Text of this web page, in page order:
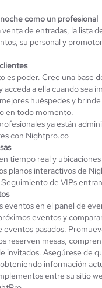
como un profesional
venta de entradas, la lista
su personal y
es poder. Cree una base
acceda a ella cuando sea
huéspedes y
en todo momento.
ya están
con Nightpro.co
tiempo real y ubicaciones
planos interactivos de
Seguimiento de VIPs
eventos en el panel de
eventos y
pasados.
reserven mesas,
invitados. Asegúrese de
información
entre su sitio